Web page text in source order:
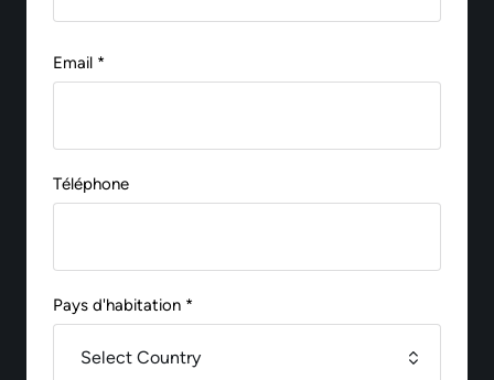
Email *
Téléphone
Pays d'habitation *